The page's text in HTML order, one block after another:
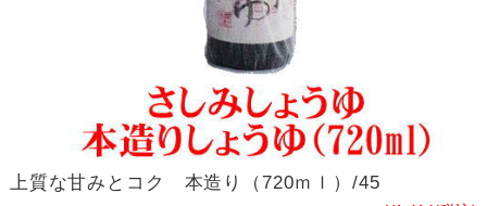
上質な甘みとコク 本造り（720ｍｌ）/45